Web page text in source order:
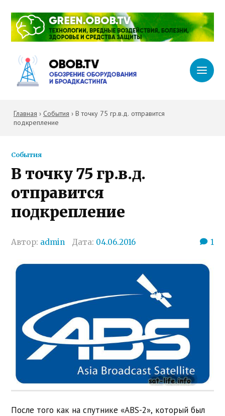
Главная › События › В точку 75 гр.в.д. отправится
подкрепление
События
В точку 75 гр.в.д.
отправится
подкрепление
Автор: admin Дата: 04.06.2016 1
После того как на спутнике «ABS-2», который был